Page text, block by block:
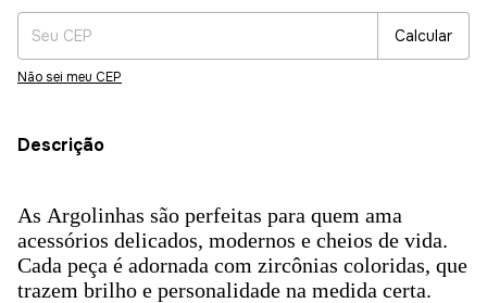
Calcular
Não sei meu CEP
Descrição
As Argolinhas são perfeitas para quem ama
acessórios delicados, modernos e cheios de vida.
Cada peça é adornada com zircônias coloridas, que
trazem brilho e personalidade na medida certa.